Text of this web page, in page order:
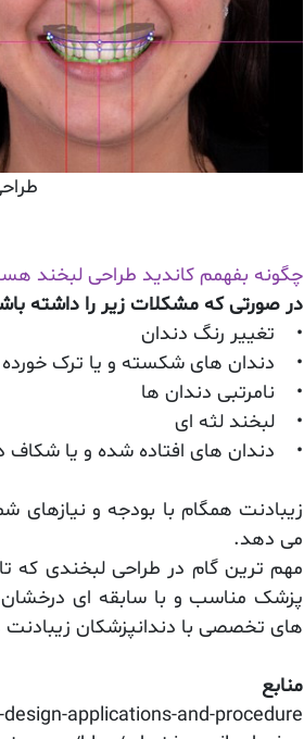
چگونه بفهمم کاندید طراحی لبخند
در صورتی که مشکلات زیر را داشته
• تغییر رنگ دندان
• دندان های شکسته و یا ترک خورده
• نامرتبی دندان ها
• لبخند لثه ای
• دندان های افتاده شده و یا شکاف
زیبادنت همگام با بودجه و نیازهای
می دهد.
مهم ترین گام در طراحی لبخندی که
پزشک مناسب و با سابقه ای درخشان
های تخصصی با دندانپزشکان زیبادنت
منابع
applications-and-procedure/